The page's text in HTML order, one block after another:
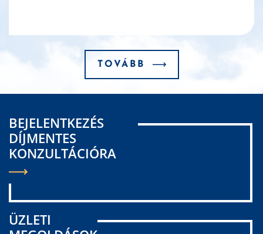
BEJELENTKEZÉS
DÍJMENTES
KONZULTÁCIÓRA
ÜZLETI
TOVÁBB